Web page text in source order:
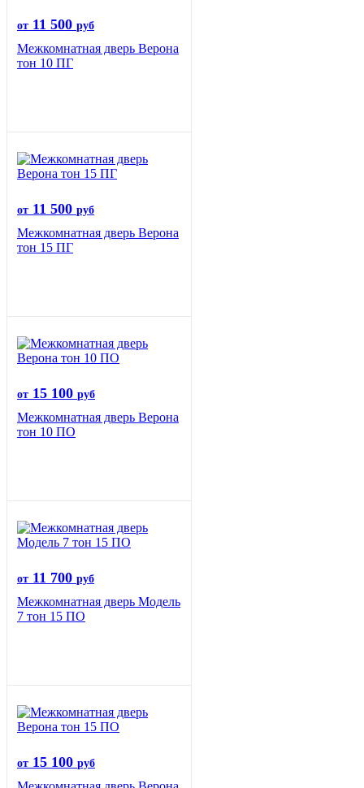
от 11 500 руб
Межкомнатная дверь Верона
тон 10 ПГ
от 11 500 руб
Межкомнатная дверь Верона
тон 15 ПГ
от 15 100 руб
Межкомнатная дверь Верона
тон 10 ПО
от 11 700 руб
Межкомнатная дверь Модель
7 тон 15 ПО
от 15 100 руб